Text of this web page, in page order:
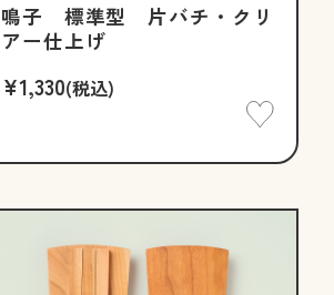
鳴子 標準型 片バチ・クリ
アー仕上げ
¥1,330(税込)